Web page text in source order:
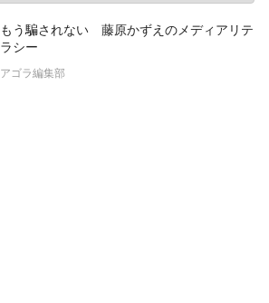
もう騙されない 藤原かずえのメディアリテ
ラシー
アゴラ編集部